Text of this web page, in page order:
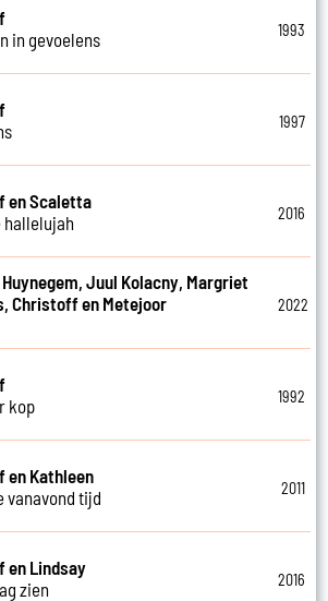
in gevoelens
1993
1997
en Scaletta
hallelujah
2016
Huynegem, Juul Kolacny, Margriet
Christoff en Metejoor
2022
kop
1992
en Kathleen
vanavond tijd
2011
en Lindsay
zien
2016